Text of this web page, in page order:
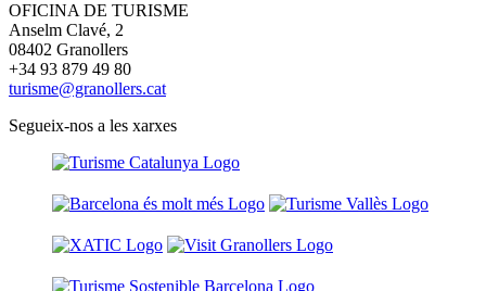
OFICINA DE TURISME
Anselm Clavé, 2
08402 Granollers
+34 93 879 49 80
turisme@granollers.cat
Segueix-nos a les xarxes